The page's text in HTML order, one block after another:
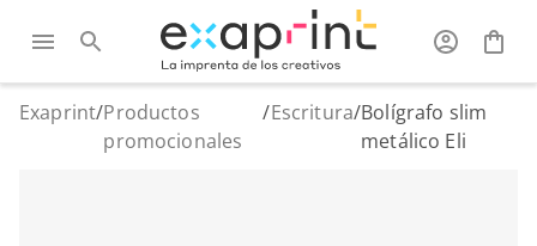
Exaprint/Productos
promocionales
/Escritura/Bolígrafo slim
metálico Eli